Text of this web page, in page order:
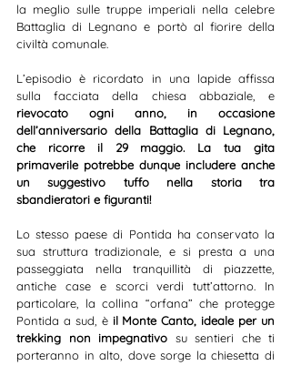
la meglio sulle truppe imperiali nella celebre
Battaglia di Legnano e portò al fiorire della
civiltà comunale.
L’episodio è ricordato in una lapide affissa
rievocato ogni anno, in occasione
dell’anniversario della Battaglia di Legnano,
che ricorre il 29 maggio. La tua gita
primaverile potrebbe dunque includere anche
un suggestivo tuffo nella storia tra
sbandieratori e figuranti!
Lo stesso paese di Pontida ha conservato la
sua struttura tradizionale, e si presta a una
passeggiata nella tranquillità di piazzette,
antiche case e scorci verdi tutt’attorno. In
particolare, la collina “orfana” che protegge
Pontida a sud, è il Monte Canto, ideale per un
trekking non impegnativo su sentieri che ti
porteranno in alto, dove sorge la chiesetta di